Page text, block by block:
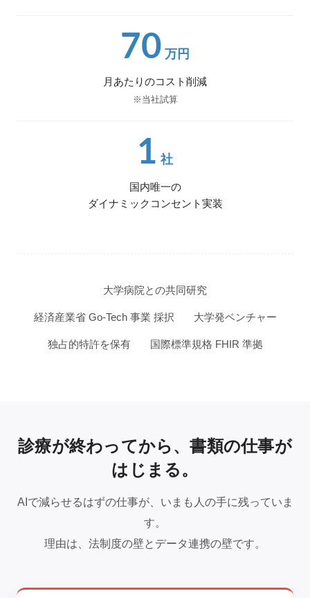
70 万円
月あたりのコスト削減
※当社試算
1 社
国内唯一の
ダイナミックコンセント実装
大学病院との共同研究
経済産業省 Go-Tech 事業 採択 大学発ベンチャー
独占的特許を保有 国際標準規格 FHIR 準拠
診療が終わってから、書類の仕事が
はじまる。
AIで減らせるはずの仕事が、いまも人の手に残っていま
す。
理由は、法制度の壁とデータ連携の壁です。